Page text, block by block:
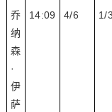
乔
纳
森
·
伊
萨
14:09 4/6 1/3